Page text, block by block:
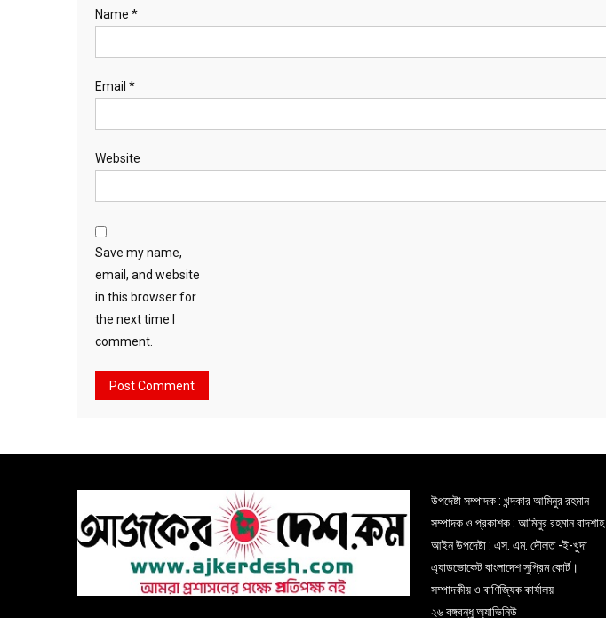
Name *
Email *
Website
Save my name,
email, and website
in this browser for
the next time I
comment.
উপদেষ্টা সম্পাদক : খন্দকার আমিনুর রহমান
সম্পাদক ও প্রকাশক : আমিনুর রহমান বাদশাহ
আইন উপদেষ্টা : এস. এম. দৌলত -ই-খুদা
এ্যাডভোকেট বাংলাদেশ সুপ্রিম কোর্ট।
সম্পাদকীয় ও বাণিজ্যিক কার্যালয়
২৬ বঙ্গবন্ধু অ্যাভিনিউ